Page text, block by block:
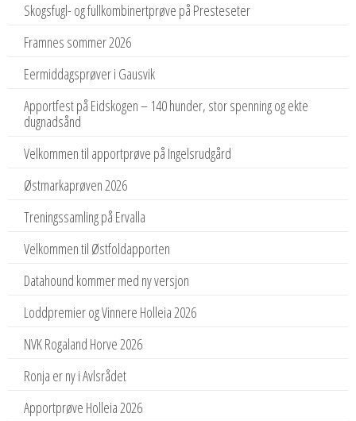
Skogsfugl- og fullkombinertprøve på Presteseter
Framnes sommer 2026
Eermiddagsprøver i Gausvik
Apportfest på Eidskogen – 140 hunder, stor spenning og ekte
dugnadsånd
Velkommen til apportprøve på Ingelsrudgård
Østmarkaprøven 2026
Treningssamling på Ervalla
Velkommen til Østfoldapporten
Datahound kommer med ny versjon
Loddpremier og Vinnere Holleia 2026
NVK Rogaland Horve 2026
Ronja er ny i Avlsrådet
Apportprøve Holleia 2026